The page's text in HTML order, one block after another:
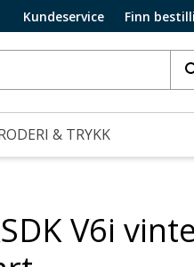
Kundeservice Finn
& TRYKK
V6i